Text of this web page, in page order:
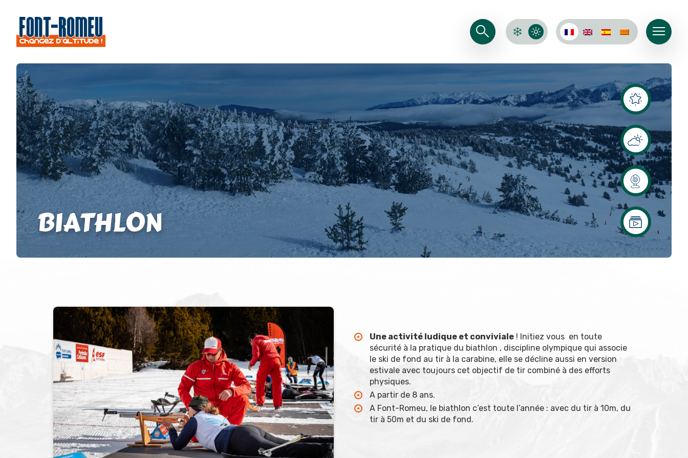
BIATHLON
Une activité ludique et conviviale ! Initiez vous en toute
sécurité à la pratique du biathlon , discipline olympique qui associe
le ski de fond au tir à la carabine, elle se décline aussi en version
estivale avec toujours cet objectif de tir combiné à des efforts
physiques.
A partir de 8 ans.
A Font-Romeu, le biathlon c’est toute l’année : avec du tir à 10m, du
tir à 50m et du ski de fond.